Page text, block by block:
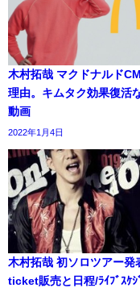
木村拓哉 マクドナルド
理由。キムタク効果復活
動画
2022年1月4日
木村拓哉 初ソロツアー発
ticket販売と日程/ﾗｲﾌﾞｽｹｼ